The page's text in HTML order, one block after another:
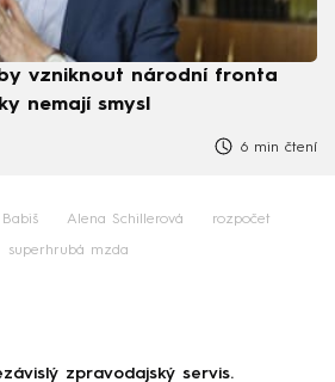
vzniknout národní fronta
nemají smysl
6 min čtení
Alena Schillerová rozpočet
superhrubá mzda
zpravodajský servis.